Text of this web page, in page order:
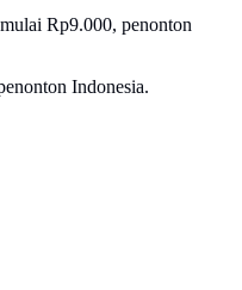
Rp9.000, penonton
Indonesia.